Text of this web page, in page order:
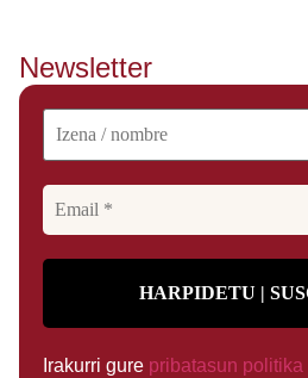
Newsletter
Irakurri gure pribatasun politika